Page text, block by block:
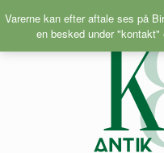
Varerne kan efter aftale ses på
en besked under
til